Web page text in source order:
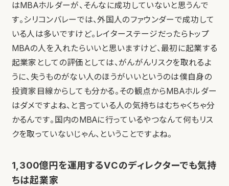
はMBAホルダーが、そんなに成功していないと思うんで
す。シリコンバレーでは、外国人のファウンダーで成功して
いる人は多いですけど。レイターステージだったらトップ
MBAの人を入れたらいいと思いますけど、最初に起業する
起業家としての評価としては、がんがんリスクを取れるよ
うに、失うものがない人のほうがいいというのは僕自身の
投資家目線からしても分かる。その観点からMBAホルダー
はダメですよね、と言っている人の気持ちはむちゃくちゃ分
かるんです。国内のMBAに行っているやつなんて何もリス
クを取っていないじゃん、ということですよね。
1,300億円を運用するVCのディレクターでも気持
ちは起業家